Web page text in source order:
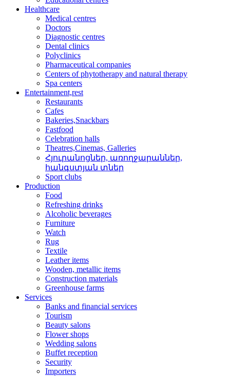
Healthcare
Medical centres
Doctors
Diagnostic centres
Dental clinics
Polyclinics
Pharmaceutical companies
Centers of phytotherapy and natural therapy
Spa centers
Entertainment,rest
Restaurants
Cafes
Bakeries,Snackbars
Fastfood
Celebration halls
Theatres,Cinemas, Galleries
Հյուրանոցներ, առողջար­աններ,
հանգստյան տներ
Sport clubs
Production
Food
Refreshing drinks
Alcoholic beverages
Furniture
Watch
Rug
Textile
Leather items
Wooden, metallic items
Construction materials
Greenhouse farms
Services
Banks and financial services
Tourism
Beauty salons
Flower shops
Wedding salons
Buffet reception
Security
Importers